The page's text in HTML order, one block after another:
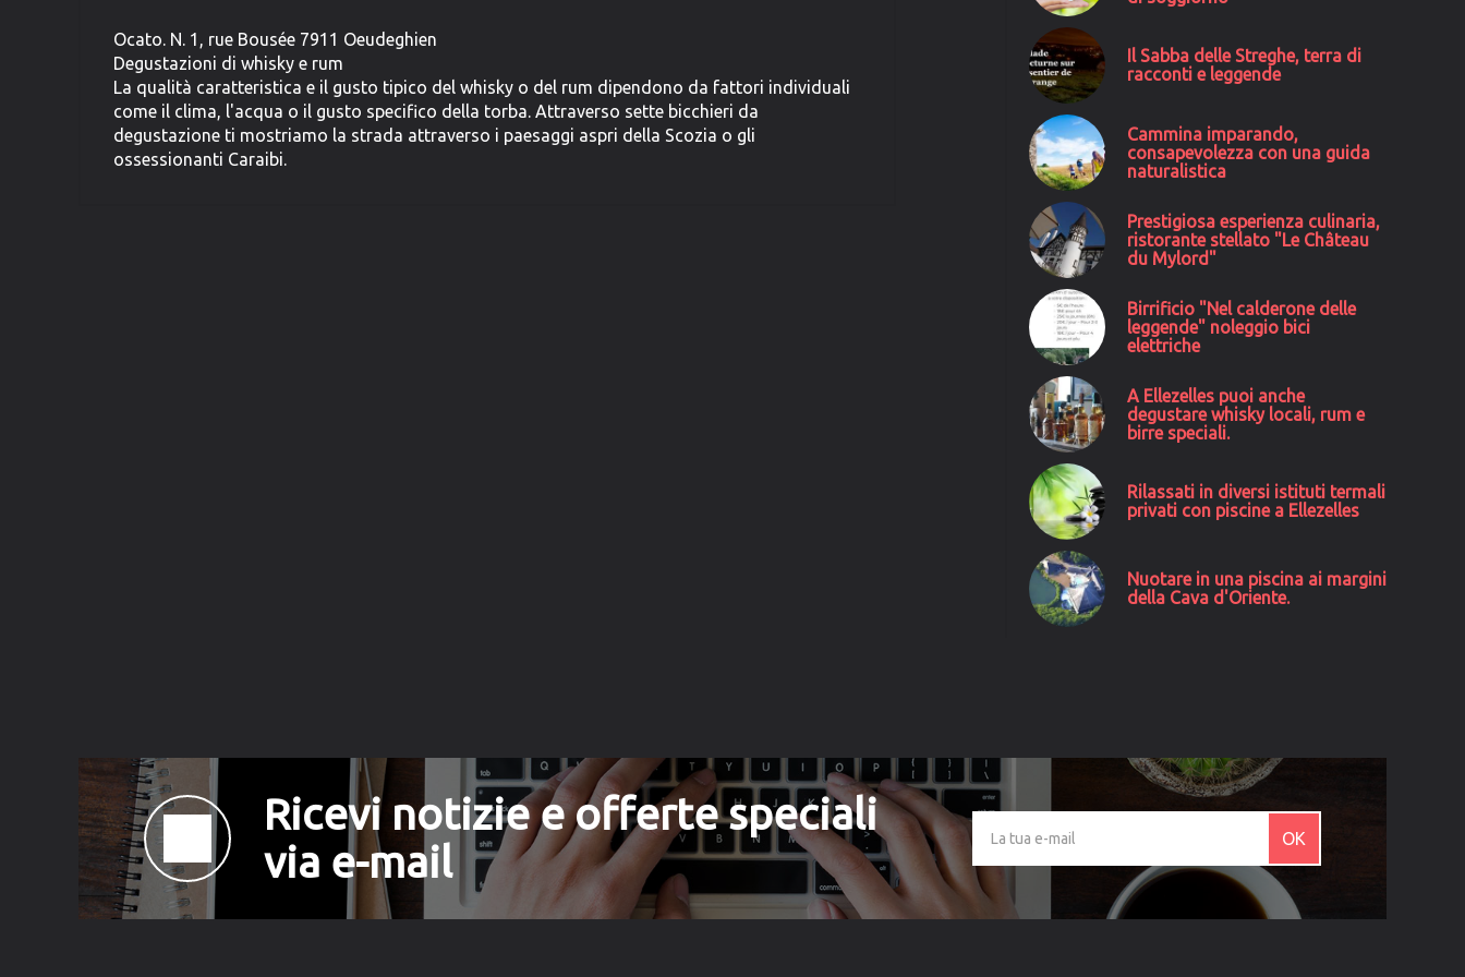
Ocato. N. 1, rue Bousée 7911 Oeudeghien
Degustazioni di whisky e rum
La qualità caratteristica e il gusto tipico del whisky o del rum dipendono da fattori individuali
come il clima, l'acqua o il gusto specifico della torba. Attraverso sette bicchieri da
degustazione ti mostriamo la strada attraverso i paesaggi aspri della Scozia o gli
ossessionanti Caraibi.
Il Sabba delle Streghe, terra di
racconti e leggende
Cammina imparando,
consapevolezza con una guida
naturalistica
Prestigiosa esperienza culinaria,
ristorante stellato "Le Château
du Mylord"
Birrificio "Nel calderone delle
leggende" noleggio bici
elettriche
A Ellezelles puoi anche
degustare whisky locali, rum e
birre speciali.
Rilassati in diversi istituti termali
privati con piscine a Ellezelles
Nuotare in una piscina ai margini
della Cava d'Oriente.
Ricevi notizie e offerte speciali
via e-mail
OK